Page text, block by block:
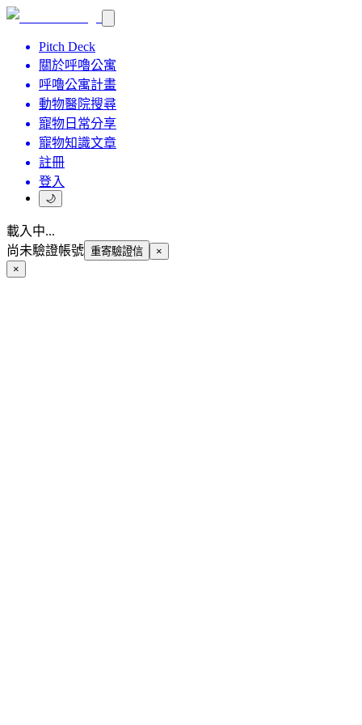
Pitch Deck
關於呼嚕公寓
呼嚕公寓計畫
動物醫院搜尋
寵物日常分享
寵物知識文章
註冊
登入
🌙
載入中...
尚未驗證帳號 重寄驗證信
×
×